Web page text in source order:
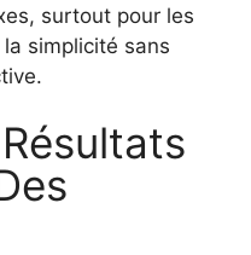
surtout pour les
simplicité sans